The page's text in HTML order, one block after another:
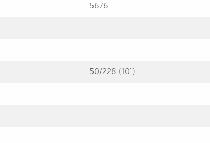
5676
50/228 (10'')